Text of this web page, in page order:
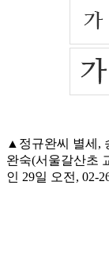
▲정규완씨 별세,
완숙(서울갈산초
인 29일 오전, 02-